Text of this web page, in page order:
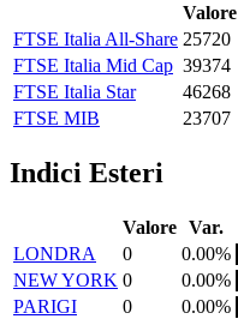
Valore
FTSE Italia All-Share 25720
FTSE Italia Mid Cap 39374
FTSE Italia Star
46268
FTSE MIB
23707
Indici Esteri
Valore Var.
LONDRA
0
0.00%
NEW YORK 0
0.00%
PARIGI
0
0.00%